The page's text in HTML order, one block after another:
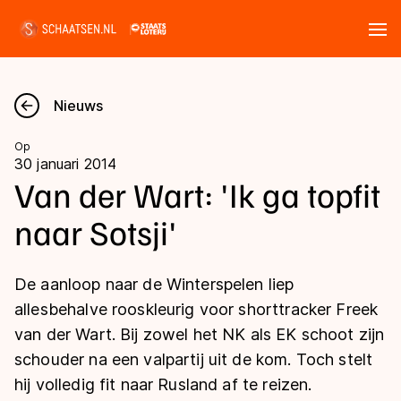
Nieuws
Kalender
Disciplines
Langebaan
Shorttrack
Inlineskaten
Uitslagen
Langebaan
Shorttrack
Marathon
Tijden & historie
Ranglijsten Langebaan
Nieuws
Op
30 januari 2014
Van der Wart: 'Ik ga topfit
naar Sotsji'
De aanloop naar de Winterspelen liep
allesbehalve rooskleurig voor shorttracker Freek
van der Wart. Bij zowel het NK als EK schoot zijn
schouder na een valpartij uit de kom. Toch stelt
hij volledig fit naar Rusland af te reizen.